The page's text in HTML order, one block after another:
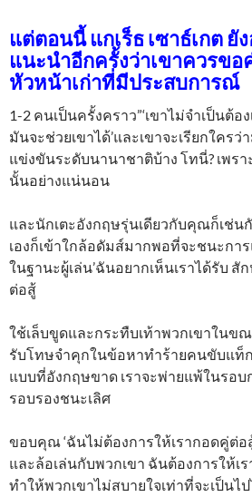
แต่ตอนนี้ แกเร็ธ เซาธ์เกต ยั
แนะนำอีกครั้งว่าเขาควรข
หัวหน้าเก่าที่มีประสบการณ์
1-2 คนเป็นครั้งคราว”‘เขาไม่จำเป็นต้
มันจะช่วยเขาได้’และเขาจะเรียกใคร
แข่งขันระดับนานาชาติบ้าง โทนี่? เพร
นั้นอย่างแน่นอน
และนักเตะอังกฤษรุ่นเดียวกับคุณก็เช่น
เองก็เข้าใกล้อดัมส์มากพอที่จะชนะก
ในฐานะผู้เล่น’ฉันอยากเห็นเราได้รับ สั
ต่อสู้
ใช้เล็บขูดและกระทืบเท้าพวกเขาในข
รับโทษจำคุกในข้อหาทำร้ายคนขับแ
แบบที่อังกฤษขาด เราจะพ่ายแพ้ในรอบ
รอบรองชนะเลิศ
ขอบคุณ ‘ฉันไม่ต้องการให้เรากอดคู่ต่อ
และล้อเล่นกับพวกเขา ฉันต้องการให้เร
ทำให้พวกเขาไม่สบายใจเท่าที่จะเป็นไ